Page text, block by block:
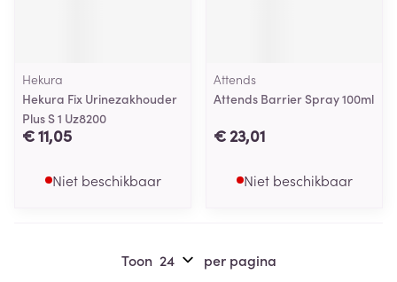
Hekura
Hekura Fix Urinezakhouder
Plus S 1 Uz8200
€ 11,05
Niet beschikbaar
Attends
Attends Barrier Spray 100ml
€ 23,01
Niet beschikbaar
Toon per pagina